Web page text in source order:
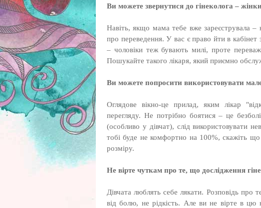
Ви можете звернутися до гінеколога –
Навіть, якщо мама тебе вже зареєструвала
про переведення. У вас є право йти в
– чоловіки теж бувають милі, проте
Пошукайте такого лікаря, який приємно
Ви можете попросити використовувати
Оглядове вікно-це прилад, яким лікар
перегляду. Не потрібно боятися – це
(особливо у дівчат), слід використовувати
тобі буде не комфортно на 100%, скажіть
розміру.
Не вірте чуткам про те, що дослідження
Дівчата люблять себе лякати. Розповідь про
від болю, не рідкість. Але ви не вірте в цю